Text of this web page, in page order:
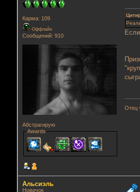
Карма: 109
Оффлайн
Сообщений: 910
Абстрагирую
Awards
Отец
Альсиэль
Новичок